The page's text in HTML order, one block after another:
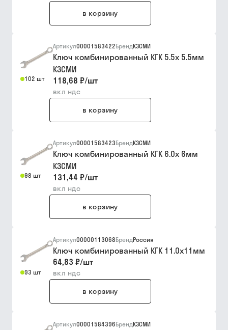
в корзину
102 шт
Артикул00001583422БрендКЗСМИ
Ключ комбинированный КГК 5.5х 5.5мм
КЗСМИ
118,68 ₽/шт
вкл ндс
в корзину
98 шт
Артикул00001583423БрендКЗСМИ
Ключ комбинированный КГК 6.0х 6мм
КЗСМИ
131,44 ₽/шт
вкл ндс
в корзину
93 шт
Артикул00000113068БрендРоссия
Ключ комбинированный КГК 11.0х11мм
64,83 ₽/шт
вкл ндс
в корзину
Артикул00001584396БрендКЗСМИ